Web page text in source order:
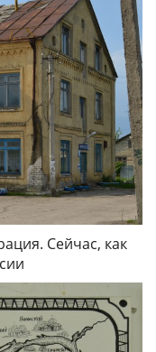
Сейчас, как